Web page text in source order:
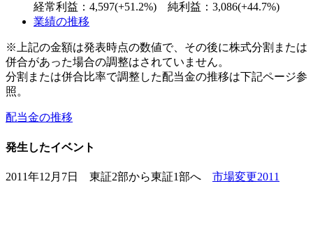
経常利益：4,597(+51.2%) 純利益：3,086(+44.7%)
業績の推移
※上記の金額は発表時点の数値で、その後に株式分割または
併合があった場合の調整はされていません。
分割または併合比率で調整した配当金の推移は下記ページ参
照。
配当金の推移
発生したイベント
2011年12月7日 東証2部から東証1部へ 市場変更2011